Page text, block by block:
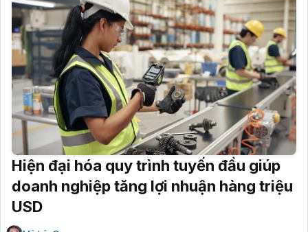
Hiện đại hóa quy trình tuyến đầu giúp
doanh nghiệp tăng lợi nhuận hàng triệu
USD